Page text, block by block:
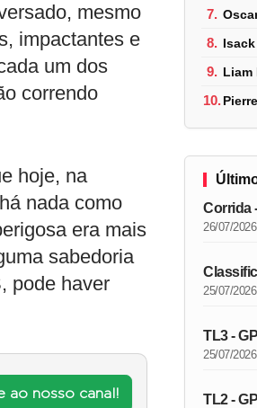
mesmo
impactantes e
um dos
correndo
hoje, na
nada como
era mais
sabedoria
pode haver
ao nosso canal!
7.
8.
9. Liam
10.
Corrida
26/07/
25/07/
TL3 -
25/07/
TL2 -